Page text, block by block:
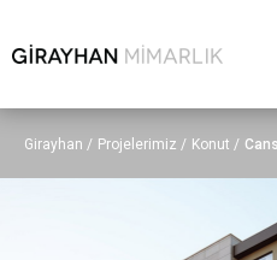
Girayhan / Projelerimiz / Konut /